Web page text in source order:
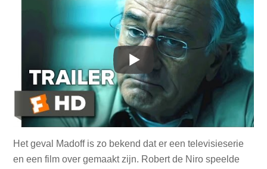
Het geval Madoff is zo bekend dat er een televisieserie
en een film over gemaakt zijn. Robert de Niro speelde